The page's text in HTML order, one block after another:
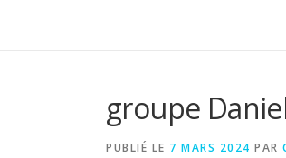
groupe
PUBLIÉ LE 7 MARS 2024 PAR